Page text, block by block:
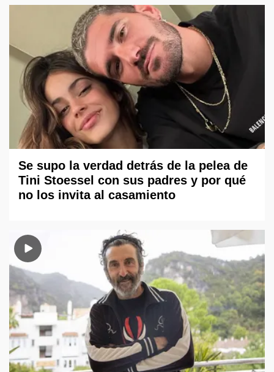
Se supo la verdad detrás de la pelea de
Tini Stoessel con sus padres y por qué
no los invita al casamiento